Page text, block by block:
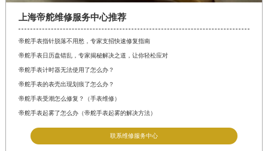
上海帝舵维修服务中心推荐
帝舵手表指针脱落不用愁，专家支招快速修复指南
帝舵手表日历盘错乱，专家揭秘解决之道，让你轻松应对
帝舵手表计时器无法使用了怎么办？
帝舵手表的表壳出现划痕了怎么办？
帝舵手表受潮怎么修复？（手表维修）
帝舵手表起雾了怎么办（帝舵手表起雾的解决方法）
联系维修服务中心